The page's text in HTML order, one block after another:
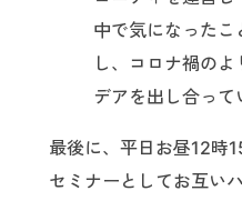
中で気になった
し、コロナ禍の
デアを出し合って
最後に、平日お昼12時
セミナーとしてお互い